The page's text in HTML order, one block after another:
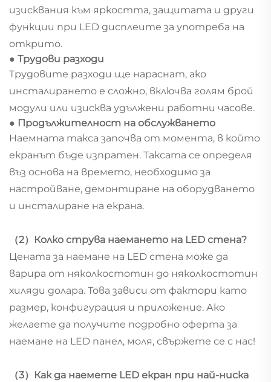
изисквания към яркостта, защитата и други
функции при LED дисплеите за употреба на
открито.
● Трудови разходи
Трудовите разходи ще нараснат, ако
инсталирането е сложно, включва голям брой
модули или изисква удължени работни часове.
● Продължителност на обслужването
Наемната такса започва от момента, в който
екранът бъде изпратен. Таксата се определя
въз основа на времето, необходимо за
настройване, демонтиране на оборудването
и инсталиране на екрана.
（2）Колко струва наемането на LED стена?
Цената за наемане на LED стена може да
варира от няколкостотин до няколкостотин
хиляди долара. Това зависи от фактори като
размер, конфигурация и приложение. Ако
желаете да получите подробно оферта за
наемане на LED панел, моля, свържете се с нас!
（3）Как да наемете LED екран при най-ниска